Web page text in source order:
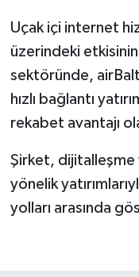
Uçak içi internet
üzerindeki etkisinin
sektöründe,
hızlı bağlantı
rekabet avantajı
Şirket, dijitalleşme
yönelik
yolları arasında